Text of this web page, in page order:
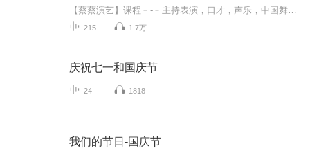
215 1.7万
庆祝七一和国庆节
24 1818
我们的节日-国庆节